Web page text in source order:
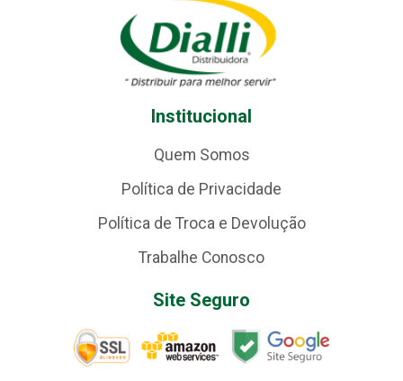
Institucional
Quem Somos
Política de Privacidade
Política de Troca e Devolução
Trabalhe Conosco
Site Seguro